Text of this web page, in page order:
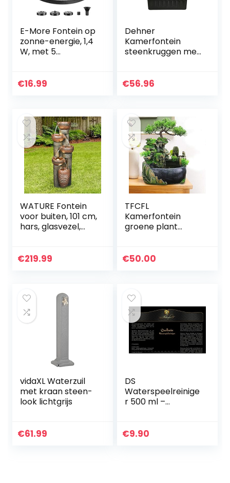
E-More Fontein op
zonne-energie, 1,4
W, met 5
zonne-
€16.99
Dehner
Kamerfontein
steenkruggen met
polyhars,
€56.96
WATURE Fontein
voor buiten, 101 cm,
hars, glasvezel,
met rustgevende
€219.99
TFCFL
Kamerfontein
groene plant
verlichting outdoor
€50.00
vidaXL Waterzuil
met kraan steen-
look lichtgrijs
€61.99
DS
Waterspeelreinige
r 500 ml –
kamerfontein
€9.90